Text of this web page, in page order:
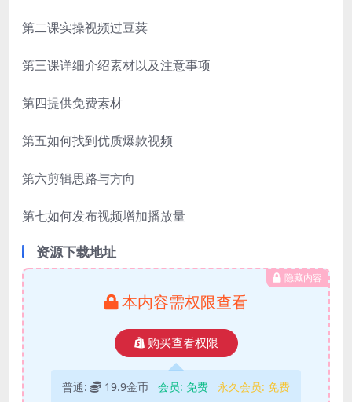
第二课实操视频过豆荚
第三课详细介绍素材以及注意事项
第四提供免费素材
第五如何找到优质爆款视频
第六剪辑思路与方向
第七如何发布视频增加播放量
资源下载地址
隐藏内容
本内容需权限查看
购买查看权限
普通: 19.9金币 会员: 免费 永久会员: 免费